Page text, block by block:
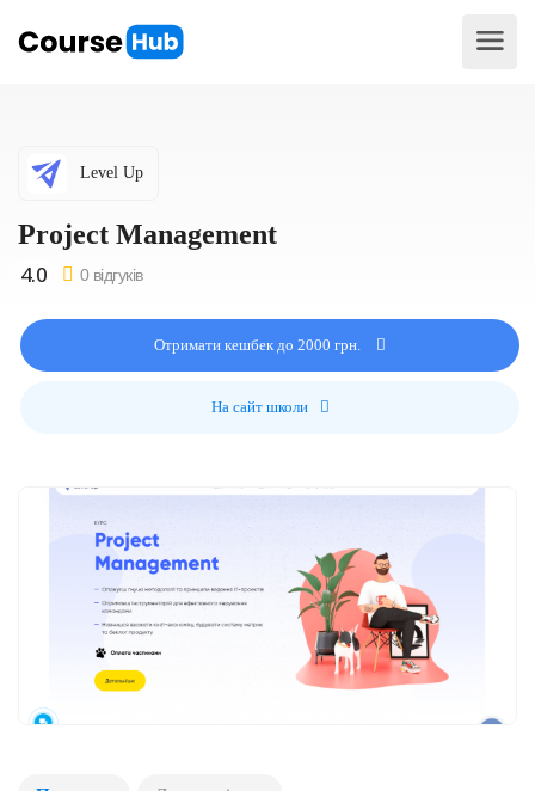
Level Up
Project Management
0 відгуків
Отримати кешбек до 2000 грн.
На сайт школи